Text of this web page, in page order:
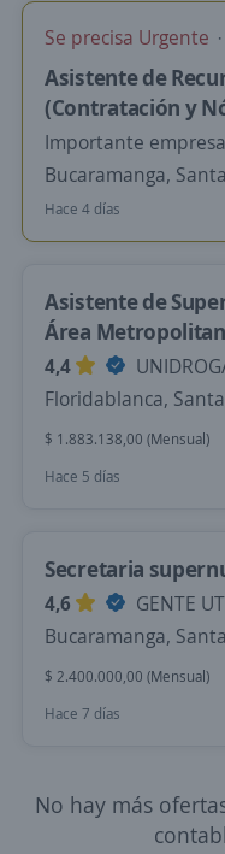
Se precisa Urgente
Asistente de
(Contratación y
Importante
Bucaramanga,
Hace 4 días
Asistente de
Área
4,4
Floridablanca,
$ 1.883.138,00 (Mensual)
Hace 5 días
Secretaria
4,6
GENTE
Bucaramanga,
$ 2.400.000,00 (Mensual)
Hace 7 días
No hay más